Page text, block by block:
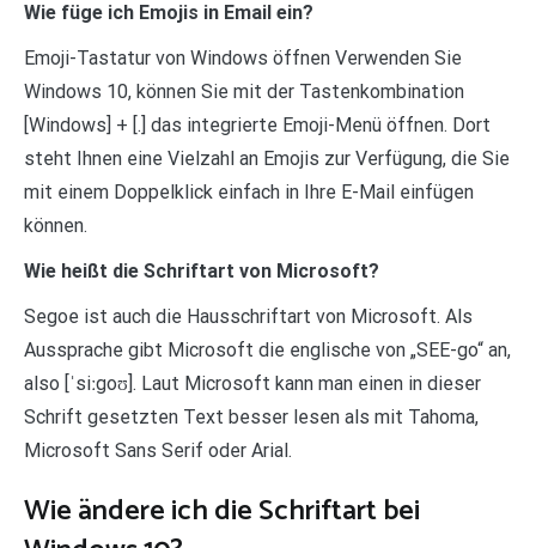
Wie füge ich Emojis in Email ein?
Emoji-Tastatur von Windows öffnen Verwenden Sie
Windows 10, können Sie mit der Tastenkombination
[Windows] + [.] das integrierte Emoji-Menü öffnen. Dort
steht Ihnen eine Vielzahl an Emojis zur Verfügung, die Sie
mit einem Doppelklick einfach in Ihre E-Mail einfügen
können.
Wie heißt die Schriftart von Microsoft?
Segoe ist auch die Hausschriftart von Microsoft. Als
Aussprache gibt Microsoft die englische von „SEE-go“ an,
also [ˈsiːgoʊ]. Laut Microsoft kann man einen in dieser
Schrift gesetzten Text besser lesen als mit Tahoma,
Microsoft Sans Serif oder Arial.
Wie ändere ich die Schriftart bei